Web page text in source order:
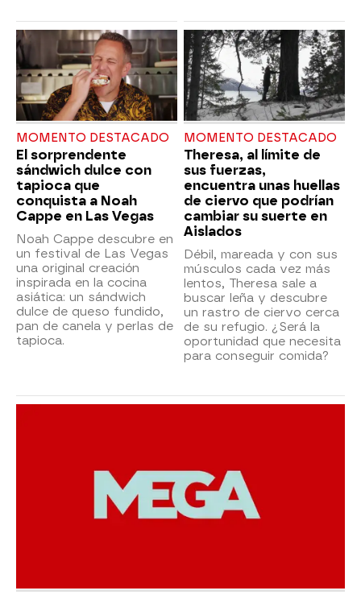
MOMENTO DESTACADO
El sorprendente
sándwich dulce con
tapioca que
conquista a Noah
Cappe en Las Vegas
Noah Cappe descubre en
un festival de Las Vegas
una original creación
inspirada en la cocina
asiática: un sándwich
dulce de queso fundido,
pan de canela y perlas de
tapioca.
MOMENTO DESTACADO
Theresa, al límite de
sus fuerzas,
encuentra unas huellas
de ciervo que podrían
cambiar su suerte en
Aislados
Débil, mareada y con sus
músculos cada vez más
lentos, Theresa sale a
buscar leña y descubre
un rastro de ciervo cerca
de su refugio. ¿Será la
oportunidad que necesita
para conseguir comida?